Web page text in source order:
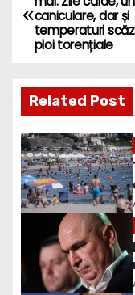
o
s
n
a
v
i
a
temperaturi
ploi torențiale